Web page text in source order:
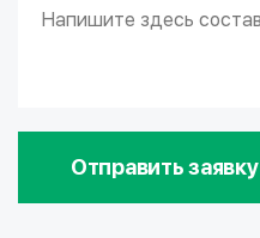
Отправить заявку